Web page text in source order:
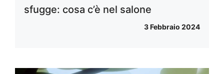
sfugge: cosa c’è nel salone
3 Febbraio 2024